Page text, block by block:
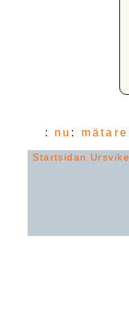
: nu : mätare
Startsidan